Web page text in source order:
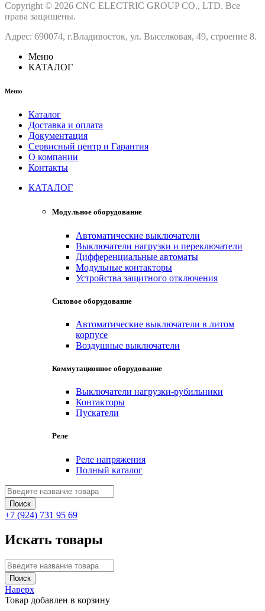
Copyright © 2026 CNC ELECTRIC GROUP CO., LTD. Все
права защищены.
Адрес: 690074, г.Владивосток, ул. Выселковая, 49, строение 8.
Меню
КАТАЛОГ
Меню
Каталог
Доставка и оплата
Документация
Сервисный центр и Гарантия
О компании
Контакты
КАТАЛОГ
Модульное оборудование
Автоматические выключатели
Выключатели нагрузки и переключатели
Дифференциальные автоматы
Модульные контакторы
Устройства защитного отключения
Силовое оборудование
Автоматические выключатели в литом
корпусе
Воздушные выключатели
Коммутационное оборудование
Выключатели нагрузки-рубильники
Контакторы
Пускатели
Реле
Реле напряжения
Полный каталог
+7 (924) 731 95 69
Искать товары
Наверх
Товар добавлен в корзину